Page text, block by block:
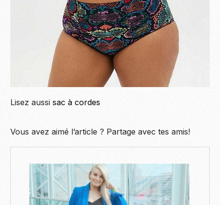
Lisez aussisac à cordes
Vous avez aimé l’article ? Partage avec tes amis!